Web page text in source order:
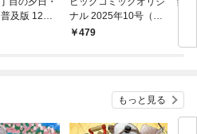
及版 12月
ナル 2025年10号（20
25年5月2日発売)
479
もっと見る